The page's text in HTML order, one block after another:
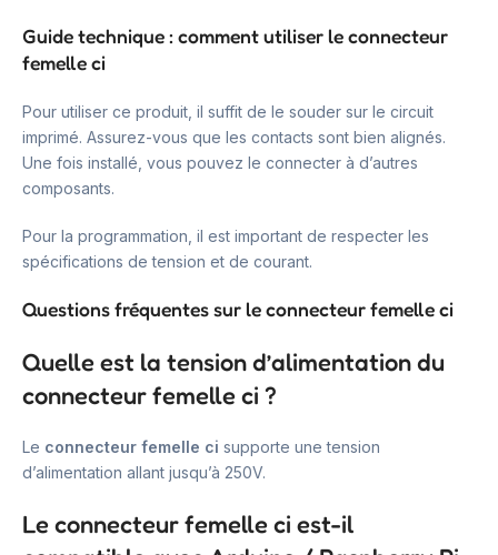
Guide technique : comment utiliser le connecteur
femelle ci
Pour utiliser ce produit, il suffit de le souder sur le circuit
imprimé. Assurez-vous que les contacts sont bien alignés.
Une fois installé, vous pouvez le connecter à d’autres
composants.
Pour la programmation, il est important de respecter les
spécifications de tension et de courant.
Questions fréquentes sur le connecteur femelle ci
Quelle est la tension d’alimentation du
connecteur femelle ci ?
Le connecteur femelle ci supporte une tension
d’alimentation allant jusqu’à 250V.
Le connecteur femelle ci est-il